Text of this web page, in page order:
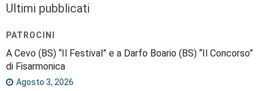
Ultimi pubblicati
PATROCINI
A Cevo (BS) “Il Festival” e a Darfo Boario (BS) “Il Concorso”
di Fisarmonica
Agosto 3, 2026